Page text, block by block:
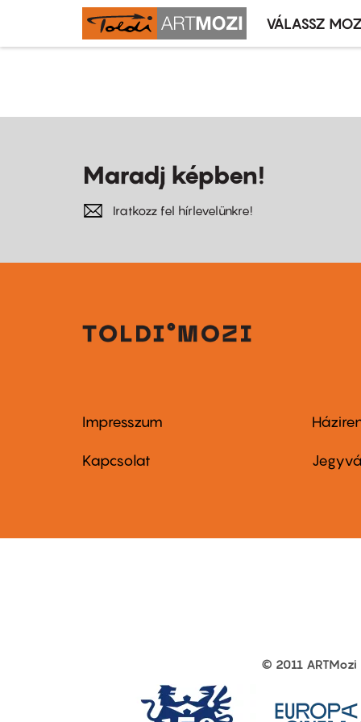
VÁLASSZ
Maradj képben!
Iratkozz fel hírlevelünkre!
Footer
menu
Impresszum
Kapcsolat
other
© 2011 ARTMozi